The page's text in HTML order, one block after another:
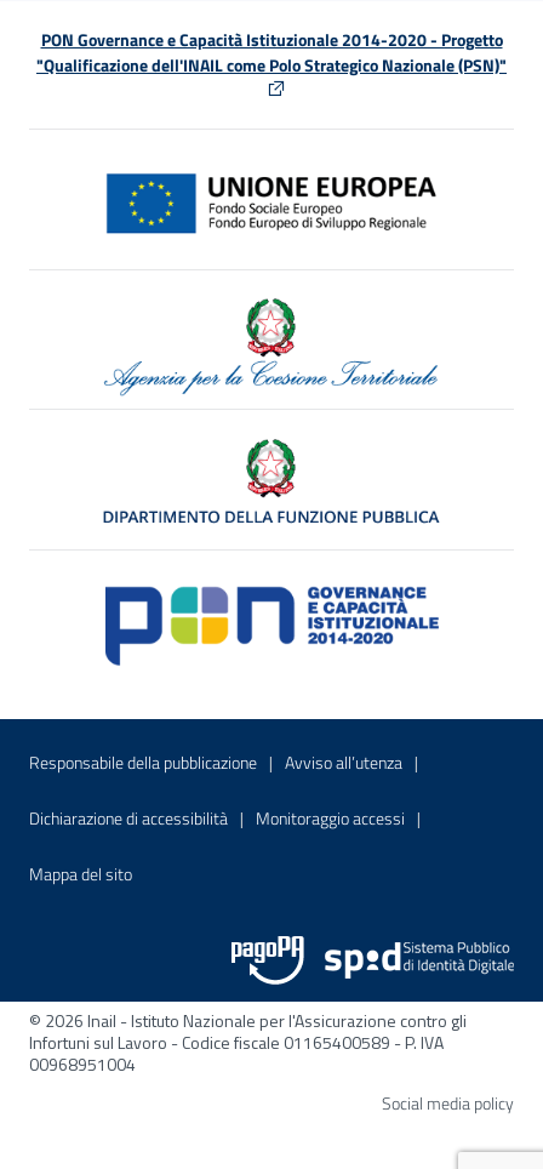
PON Governance e Capacità Istituzionale 2014-2020 - Progetto
"Qualificazione dell'INAIL come Polo Strategico Nazionale (PSN)"
Menu di servizio
Responsabile della pubblicazione Sito interno - Apre in una nuova
Avviso all’utenza Sito interno -
Dichiarazione di accessibilità Sito interno - Apre in una nuova finestra
Monitoraggio accessi Sito interno -
Mappa del sitoSito interno - Apre nella stessa finestra
© 2026 Inail - Istituto Nazionale per l'Assicurazione contro gli
Infortuni sul Lavoro - Codice fiscale 01165400589 - P. IVA
00968951004
Social media policy